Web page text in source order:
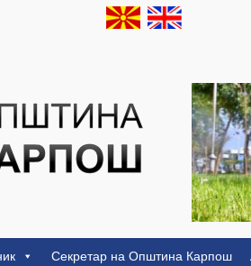
Секретар на Општина Карпош